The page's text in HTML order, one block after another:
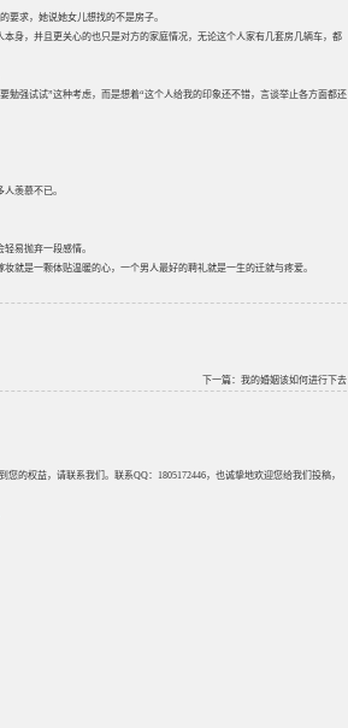
要求，她说她女儿想找的不是房子。
身，并且更关心的也只是对方的家庭情况，无论这个人家有几套房几辆车，都
勉强试试”这种考虑，而是想着“这个人给我的印象还不错，言谈举止各方面都还
羡慕不已。
易抛弃一段感情。
就是一颗体贴温暖的心，一个男人最好的聘礼就是一生的迁就与疼爱。
下一篇： 我的婚姻该如何进行下去
的权益，请联系我们。联系QQ：1805172446，也诚挚地欢迎您给我们投稿，